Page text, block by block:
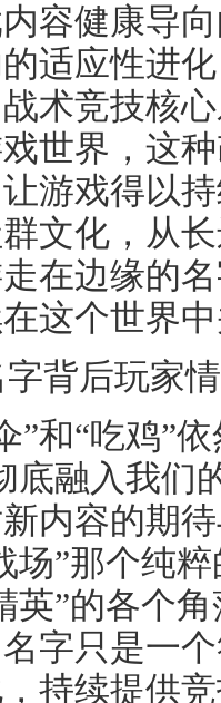
容健康导
适应性进
术竞技核
世界，这
游戏得以
文化，从
在边缘的
这个世界
背后玩家
”和“吃鸡”
底融入我们
内容的期
场”那个纯
英”的各个
字只是一
持续提供